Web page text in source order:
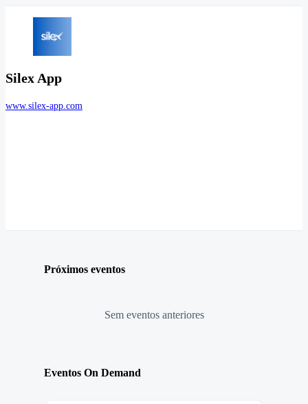
Silex App
www.silex-app.com
Próximos eventos
Sem eventos anteriores
Eventos On Demand